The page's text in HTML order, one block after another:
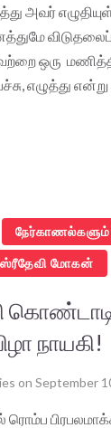
அவர்
ஒரு
எழுத்து
ஸ்ரீதேவி மோகன்
நாயகி!
on September